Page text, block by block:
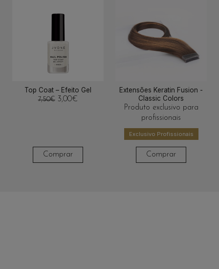
Top Coat – Efeito Gel
7,50€ 3,00€
Comprar
Extensões Keratin Fusion -
Classic Colors
Produto exclusivo para
profissionais
Exclusivo Profissionais
Comprar